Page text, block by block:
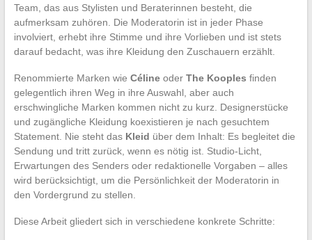
Team, das aus Stylisten und Beraterinnen besteht, die
aufmerksam zuhören. Die Moderatorin ist in jeder Phase
involviert, erhebt ihre Stimme und ihre Vorlieben und ist stets
darauf bedacht, was ihre Kleidung den Zuschauern erzählt.
Renommierte Marken wie Célineoder The Kooples finden
gelegentlich ihren Weg in ihre Auswahl, aber auch
erschwingliche Marken kommen nicht zu kurz. Designerstücke
und zugängliche Kleidung koexistieren je nach gesuchtem
Statement. Nie steht das Kleid über dem Inhalt: Es begleitet die
Sendung und tritt zurück, wenn es nötig ist. Studio-Licht,
Erwartungen des Senders oder redaktionelle Vorgaben – alles
wird berücksichtigt, um die Persönlichkeit der Moderatorin in
den Vordergrund zu stellen.
Diese Arbeit gliedert sich in verschiedene konkrete Schritte: